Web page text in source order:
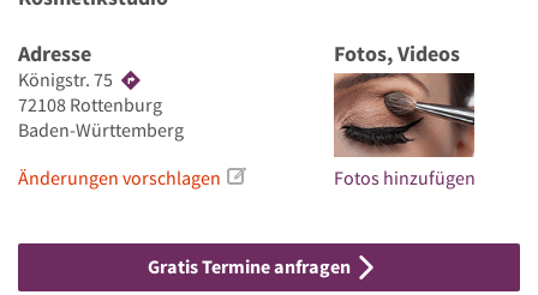
Adresse
Königstr. 75
72108 Rottenburg
Baden-Württemberg
Änderungen vorschlagen
Fotos, Videos
Fotos hinzufügen
Gratis Termine anfragen